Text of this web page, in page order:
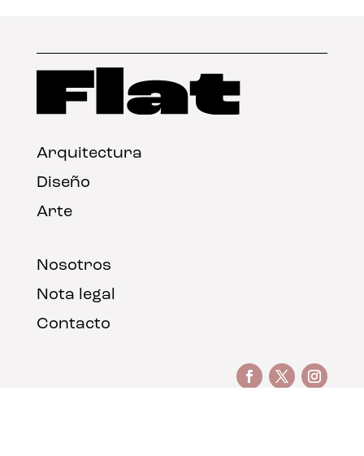
Arquitectura
Diseño
Arte
Nosotros
Nota legal
Contacto